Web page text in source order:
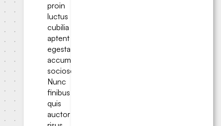
proin
luctus
cubilia
aptent
egestas
accumsan
sociosqu.
Nunc
finibus
quis
auctor